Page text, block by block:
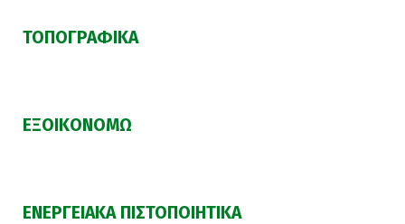
ΤΟΠΟΓΡΑΦΙΚΑ
ΕΞΟΙΚΟΝΟΜΩ
ΕΝΕΡΓΕΙΑΚΑ ΠΙΣΤΟΠΟΙΗΤΙΚΑ